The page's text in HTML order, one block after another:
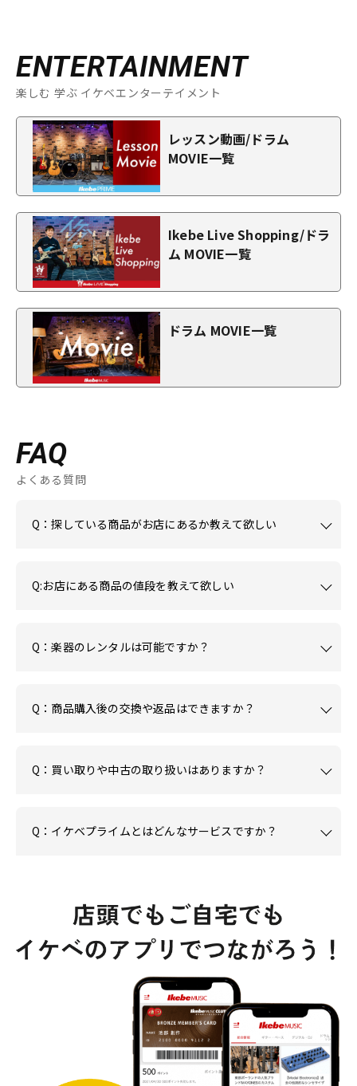
ENTERTAINMENT
楽しむ 学ぶ イケベエンターテイメント
レッスン動画/ドラム
MOVIE一覧
Ikebe Live Shopping/ドラ
ム MOVIE一覧
ドラム MOVIE一覧
FAQ
よくある質問
Q：探している商品がお店にあるか教えて欲しい
Q:お店にある商品の値段を教えて欲しい
Q：楽器のレンタルは可能ですか？
Q：商品購入後の交換や返品はできますか？
Q：買い取りや中古の取り扱いはありますか？
Q：イケベプライムとはどんなサービスですか？